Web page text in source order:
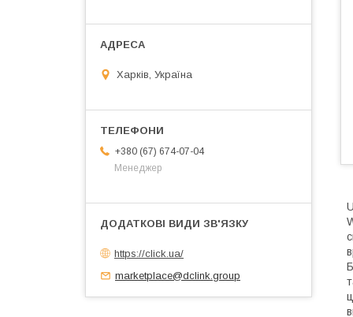
Харків, Україна
+380 (67) 674-07-04
Менеджер
https://click.ua/
marketplace@dclink.group